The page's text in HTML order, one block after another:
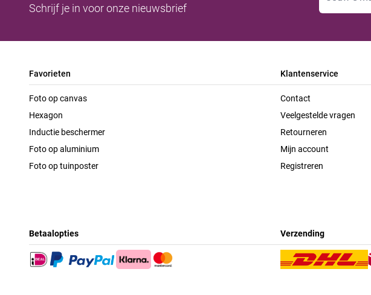
Schrijf je in voor onze nieuwsbrief
Favorieten
Foto op canvas
Hexagon
Inductie beschermer
Foto op aluminium
Foto op tuinposter
Klantenservice
Contact
Veelgestelde vragen
Retourneren
Mijn account
Registreren
Betaalopties Verzending